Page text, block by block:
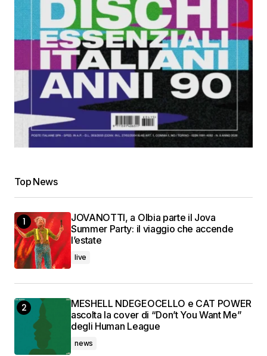
Top News
JOVANOTTI, a Olbia parte il Jova
Summer Party: il viaggio che accende
l’estate
live
MESHELL NDEGEOCELLO e CAT POWER
ascolta la cover di “Don’t You Want Me”
degli Human League
news